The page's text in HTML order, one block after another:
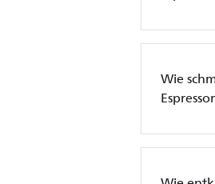
Wie